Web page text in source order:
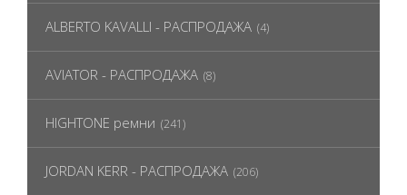
ALBERTO KAVALLI - РАСПРОДАЖА (4)
AVIATOR - РАСПРОДАЖА (8)
HIGHTONE ремни (241)
JORDAN KERR - РАСПРОДАЖА (206)